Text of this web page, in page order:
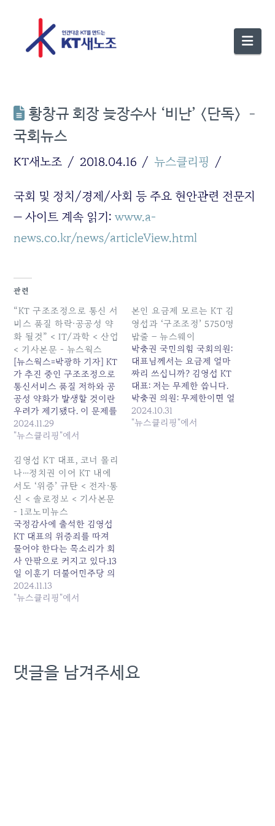
황창규 회장 늦장수사 ‘비난’ <단독> –
국회뉴스
KT새노조 2018.04.16 뉴스클리핑
국회 및 정치/경제/사회 등 주요 현안관련 전문지
— 사이트 계속 읽기:www.a-
news.co.kr/news/articleView.html
관련
“KT 구조조정으로 통신 서
비스 품질 하락·공공성 약
화 될것” < IT/과학 < 산업
< 기사본문 - 뉴스웍스
[뉴스웍스=박광하 기자] KT
가 추진 중인 구조조정으로
통신서비스 품질 저하와 공
공성 약화가 발생할 것이란
우려가 제기됐다. 이 문제를
해결하기 위해서는 정보통
신인프라 산업 진흥을 위한
요하다는 의견이 나왔다.이
훈기 국회 과학기술정보방
송통신위원회 더불어민주
당 의원(인천남동을)은 지
난 28일 국회에서 '통신 공
공성 관점에서 본 KT 통신
인력 대규모 구조조정 문제
점 및 해결 방안'을 주제로…
2024.11.29
"뉴스클리핑"에서
본인 요금제 모르는 KT 김
영섭과 ‘구조조정’ 5750명
밥줄 – 뉴스웨이
박충권 국민의힘 국회의원:
대표님께서는 요금제 얼마
짜리 쓰십니까? 김영섭 KT
대표: 저는 무제한 씁니다.
박충권 의원: 무제한이면 얼
마짜리입니까? 김영섭 대
표: 금액은 정확히 기억이
2024.10.31
"뉴스클리핑"에서
김영섭 KT 대표, 코너 몰리
나…정치권 이어 KT 내에
서도 ‘위증’ 규탄 < 전자·통
신 < 솔로정보 < 기사본문
- 1코노미뉴스
국정감사에 출석한 김영섭
KT 대표의 위증죄를 따져
물어야 한다는 목소리가 회
사 안팎으로 커지고 있다.13
일 이훈기 더불어민주당 의
원실에 따르면 국회 과학기
술정보방송통신위원회(과
법인으로의 전출자가 당초
알려진 수치보다 훨씬 많다
2024.11.13
"뉴스클리핑"에서
댓글을 남겨주세요